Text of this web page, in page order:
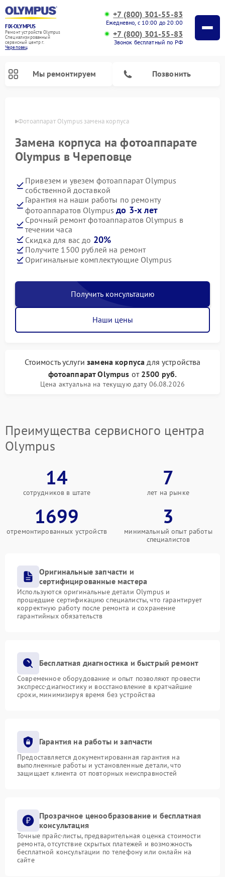
FIX-OLYMPUS
Ремонт устройств Olympus
Специализированный
cервисный центр г.
Череповец
+7 (800) 301-55-83
Ежедневно, с 10:00 до 20:00
+7 (800) 301-55-83
Звонок бесплатный по РФ
Мы ремонтируем Позвонить
Фотоаппарат Olympus замена корпуса
Замена корпуса на фотоаппарате
Olympus в Череповце
Привезем и увезем фотоаппарат Olympus
собственной доставкой
Гарантия на наши работы по ремонту
фотоаппаратов Olympusдо 3-х лет
Срочный ремонт фотоаппаратов Olympus в
течении часа
Скидка для вас до 20%
Получите 1500 рублей на ремонт
Оригинальные комплектующие Olympus
Получить консультацию
Наши цены
Стоимость услугизамена корпуса для устройства
фотоаппарат Olympus от 2500 руб.
Цена актуальна на текущую дату 06.08.2026
Преимущества сервисного центра
Olympus
14
сотрудников в штате
7
лет на рынке
1699
отремонтированных устройств
3
минимальный опыт работы
специалистов
Оригинальные запчасти и
сертифицированные мастера
Используются оригинальные детали Olympus и
прошедшие сертификацию специалисты, что гарантирует
корректную работу после ремонта и сохранение
гарантийных обязательств
Бесплатная диагностика и быстрый ремонт
Современное оборудование и опыт позволяют провести
экспресс-диагностику и восстановление в кратчайшие
сроки, минимизируя время без устройства
Гарантия на работы и запчасти
Предоставляется документированная гарантия на
выполненные работы и установленные детали, что
защищает клиента от повторных неисправностей
Прозрачное ценообразование и бесплатная
консультация
Точные прайс-листы, предварительная оценка стоимости
ремонта, отсутствие скрытых платежей и возможность
бесплатной консультации по телефону или онлайн на
сайте